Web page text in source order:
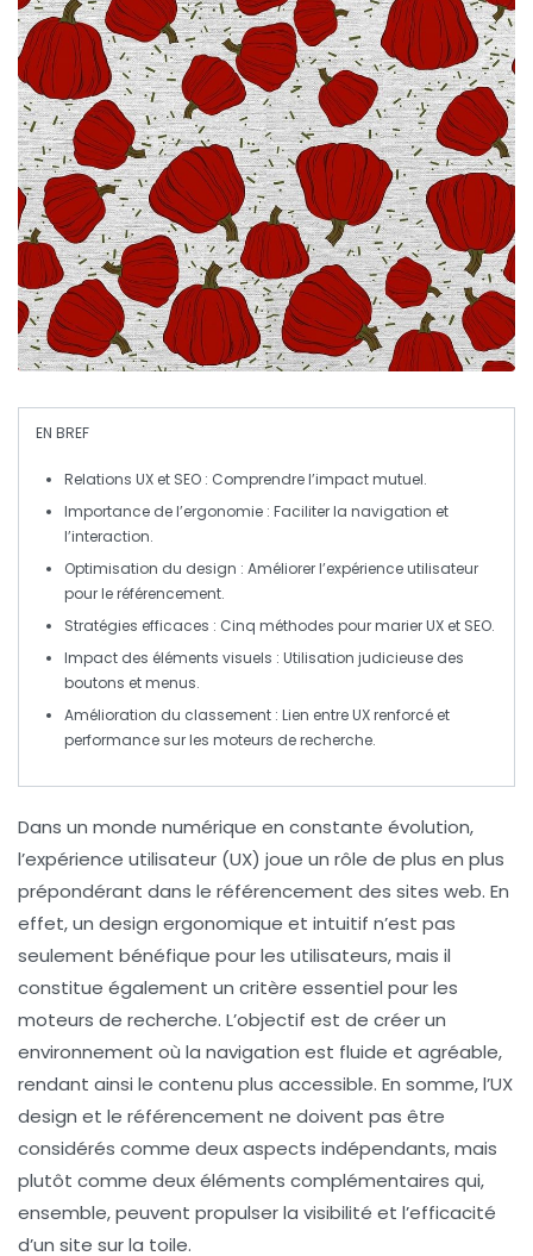
EN BREF
Relations UX et SEO : Comprendre l’impact mutuel.
Importance de l’ergonomie : Faciliter la navigation et
l’interaction.
Optimisation du design : Améliorer l’expérience utilisateur
pour le référencement.
Stratégies efficaces : Cinq méthodes pour marier UX et SEO.
Impact des éléments visuels : Utilisation judicieuse des
boutons et menus.
Amélioration du classement : Lien entre UX renforcé et
performance sur les moteurs de recherche.
Dans un monde numérique en constante évolution,
l’expérience utilisateur (UX) joue un rôle de plus en plus
prépondérant dans le référencement des sites web. En
effet, un design ergonomique et intuitif n’est pas
seulement bénéfique pour les utilisateurs, mais il
constitue également un critère essentiel pour les
moteurs de recherche. L’objectif est de créer un
environnement où la navigation est fluide et agréable,
rendant ainsi le contenu plus accessible. En somme, l’UX
design et le référencement ne doivent pas être
considérés comme deux aspects indépendants, mais
plutôt comme deux éléments complémentaires qui,
ensemble, peuvent propulser la visibilité et l’efficacité
d’un site sur la toile.